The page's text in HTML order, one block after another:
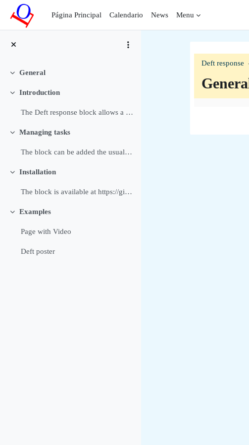
Salta al contenido principal
Página Principal
Calendario News Menu
Colapsar
General
Colapsar
Introduction
The Deft response block allows a Manager or Editin...
Colapsar
Managing tasks
The block can be added the usual way to a block or...
Colapsar
Installation
The block is available at https://github.com/dthie...
Colapsar
Examples
Page with Video
Deft poster
Deft response